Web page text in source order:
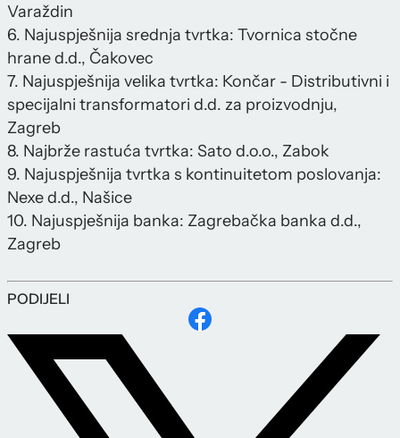
Varaždin
6. Najuspješnija srednja tvrtka: Tvornica stočne
hrane d.d., Čakovec
7. Najuspješnija velika tvrtka: Končar - Distributivni i
specijalni transformatori d.d. za proizvodnju,
Zagreb
8. Najbrže rastuća tvrtka: Sato d.o.o., Zabok
9. Najuspješnija tvrtka s kontinuitetom poslovanja:
Nexe d.d., Našice
10. Najuspješnija banka: Zagrebačka banka d.d.,
Zagreb
PODIJELI